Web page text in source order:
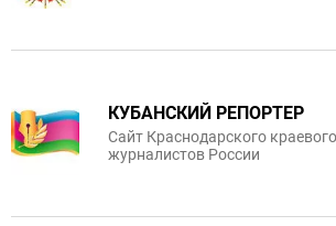
КУБАНСКИЙ РЕПОРТЕР
Сайт Краснодарского
журналистов России